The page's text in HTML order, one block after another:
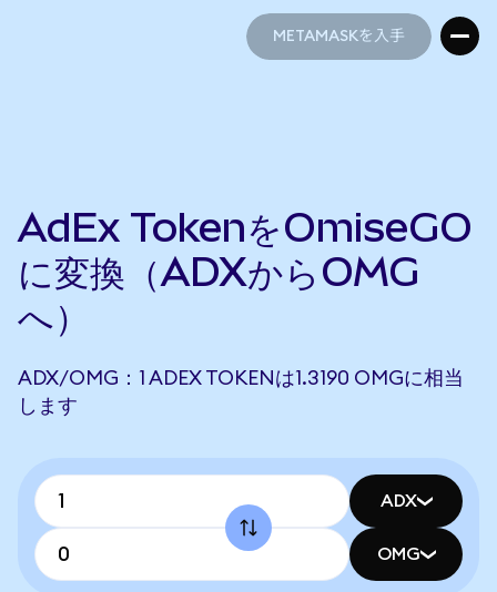
METAMASKを入手
AdEx TokenをOmiseGO
に変換（ADXからOMG
へ）
ADX/OMG：1 ADEX TOKENは1.3190 OMGに相当
します
ADX
OMG